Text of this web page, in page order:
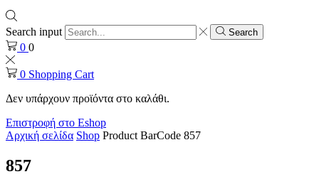
Search input Search
0 0
0 Shopping Cart
Δεν υπάρχουν προϊόντα στο καλάθι.
Επιστροφή στο Eshop
Αρχική σελίδα Shop Product BarCode 857
857